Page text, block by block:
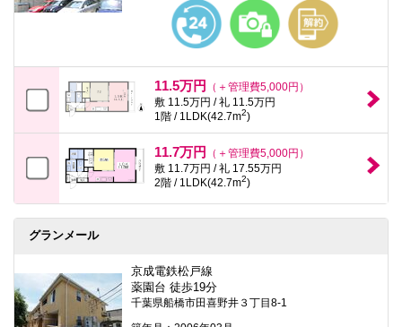
11.5万円
（＋管理費5,000円）
敷 11.5万円 / 礼 11.5万円
1階 / 1LDK(42.7m2)
11.7万円
（＋管理費5,000円）
敷 11.7万円 / 礼 17.55万円
2階 / 1LDK(42.7m2)
グランメール
京成電鉄松戸線
薬園台 徒歩19分
千葉県船橋市田喜野井３丁目8-1